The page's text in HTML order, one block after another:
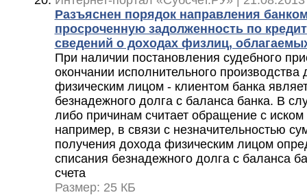
Разъяснен порядок направления
просроченную задолженность по
сведений о доходах физлиц,
При наличии постановления судебного
окончании исполнительного
физическим лицом - клиентом банка
безнадежного долга с баланса банка. В
либо причинам считает обращение с
например, в связи с незначительностью
получения дохода физическим лицом
списания безнадежного долга с баланса
счета
Размер: 25 КБ